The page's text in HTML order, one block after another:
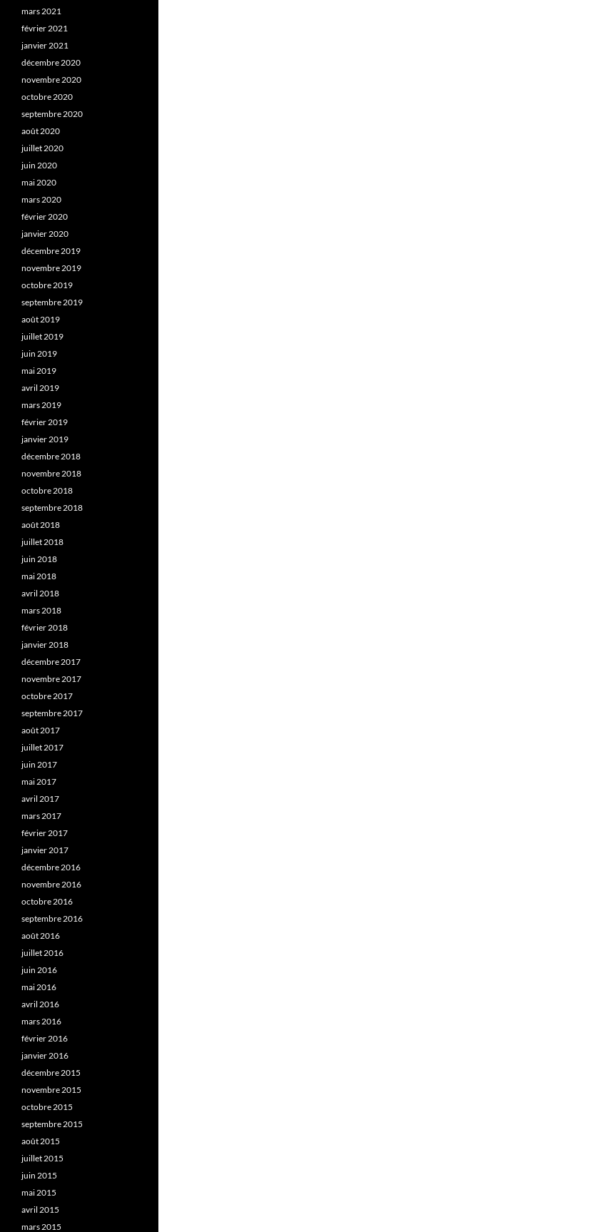
mars 2021
février 2021
janvier 2021
décembre 2020
novembre 2020
octobre 2020
septembre 2020
août 2020
juillet 2020
juin 2020
mai 2020
mars 2020
février 2020
janvier 2020
décembre 2019
novembre 2019
octobre 2019
septembre 2019
août 2019
juillet 2019
juin 2019
mai 2019
avril 2019
mars 2019
février 2019
janvier 2019
décembre 2018
novembre 2018
octobre 2018
septembre 2018
août 2018
juillet 2018
juin 2018
mai 2018
avril 2018
mars 2018
février 2018
janvier 2018
décembre 2017
novembre 2017
octobre 2017
septembre 2017
août 2017
juillet 2017
juin 2017
mai 2017
avril 2017
mars 2017
février 2017
janvier 2017
décembre 2016
novembre 2016
octobre 2016
septembre 2016
août 2016
juillet 2016
juin 2016
mai 2016
avril 2016
mars 2016
février 2016
janvier 2016
décembre 2015
novembre 2015
octobre 2015
septembre 2015
août 2015
juillet 2015
juin 2015
mai 2015
avril 2015
mars 2015